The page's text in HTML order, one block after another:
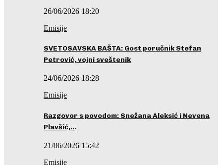
26/06/2026 18:20
Emisije
SVETOSAVSKA BAŠTA: Gost poručnik Stefan
Petrović, vojni sveštenik
24/06/2026 18:28
Emisije
Razgovor s povodom: Snežana Aleksić i Nevena
Plavšić,…
21/06/2026 15:42
Emisije